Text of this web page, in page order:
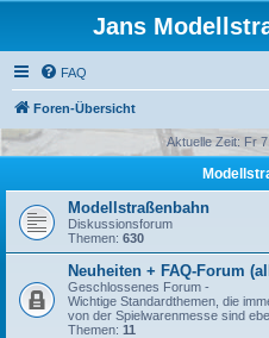
Jans
FAQ
Foren-Übersicht
Aktuelle Zeit: Fr
Modellstraßenbahn
Diskussionsforum
Themen: 630
Neuheiten + FAQ-Forum
Geschlossenes Forum -
Wichtige Standardthemen, die
von der Spielwarenmesse sind
Themen: 11